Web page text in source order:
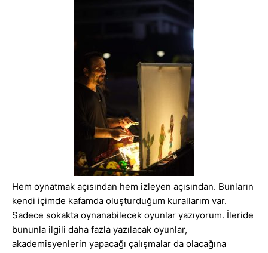
Hem oynatmak açısından hem izleyen açısından. Bunların
kendi içimde kafamda oluşturduğum kurallarım var.
Sadece sokakta oynanabilecek oyunlar yazıyorum. İleride
bununla ilgili daha fazla yazılacak oyunlar,
akademisyenlerin yapacağı çalışmalar da olacağına